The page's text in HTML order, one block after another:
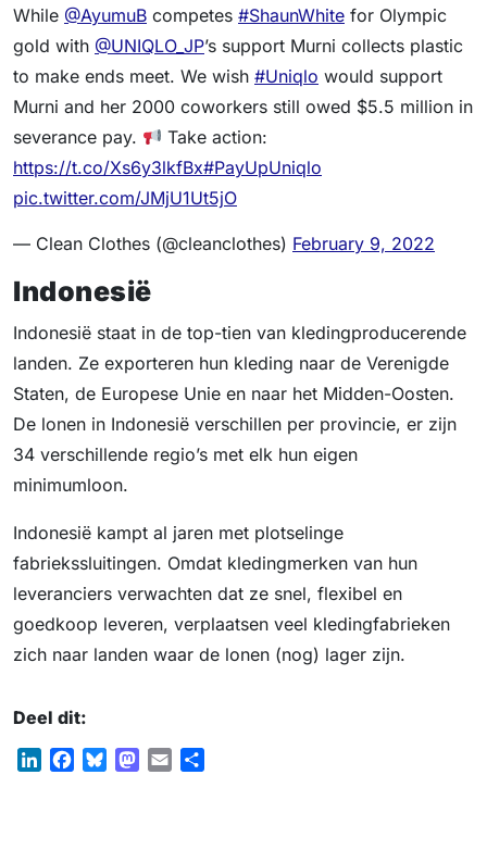
While @AyumuB competes #ShaunWhite for Olympic
gold with @UNIQLO_JP’s support Murni collects plastic
to make ends meet. We wish #Uniqlo would support
Murni and her 2000 coworkers still owed $5.5 million in
severance pay.
Take action:
https://t.co/Xs6y3lkfBx#PayUpUniqlo
pic.twitter.com/JMjU1Ut5jO
— Clean Clothes (@cleanclothes) February 9, 2022
Indonesië
Indonesië staat in de top-tien van kledingproducerende
landen. Ze exporteren hun kleding naar de Verenigde
Staten, de Europese Unie en naar het Midden-Oosten.
De lonen in Indonesië verschillen per provincie, er zijn
34 verschillende regio’s met elk hun eigen
minimumloon.
Indonesië kampt al jaren met plotselinge
fabriekssluitingen. Omdat kledingmerken van hun
leveranciers verwachten dat ze snel, flexibel en
goedkoop leveren, verplaatsen veel kledingfabrieken
zich naar landen waar de lonen (nog) lager zijn.
Deel dit:
M